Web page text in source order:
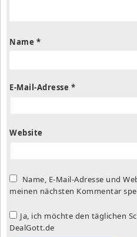
Name *
E-Mail-Adresse *
Website
Name, E-Mail-Adresse und
meinen nächsten Kommentar
Ja, ich möchte den täglichen
DealGott.de